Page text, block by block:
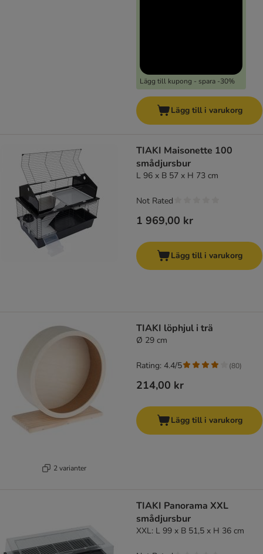
Lägg till kupong - spara -30%
Lägg till i varukorg
TIAKI Maisonette 100
smådjursbur
L 96 x B 57 x H 73 cm
1 969,00 kr
Not Rated
Lägg till i varukorg
2 varianter
TIAKI löphjul i trä
Ø 29 cm
214,00 kr
Rating: 4.4/5 (80)
Lägg till i varukorg
TIAKI Panorama XXL
smådjursbur
XXL: L 99 x B 51,5 x H 36 cm